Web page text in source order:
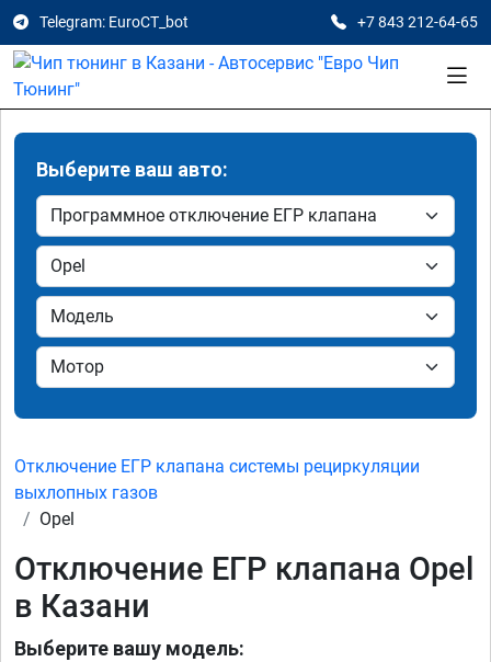
Telegram: EuroCT_bot +7 843 212-64-65
Выберите ваш авто:
Отключение ЕГР клапана системы рециркуляции
выхлопных газов
Opel
Отключение ЕГР клапана Opel
в Казани
Выберите вашу модель: